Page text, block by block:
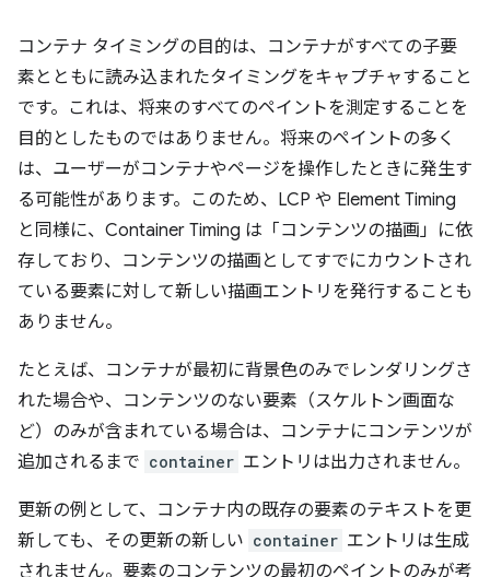
コンテナ タイミングの目的は、コンテナがすべての子要
素とともに読み込まれたタイミングをキャプチャすること
です。これは、将来のすべてのペイントを測定することを
目的としたものではありません。将来のペイントの多く
は、ユーザーがコンテナやページを操作したときに発生す
る可能性があります。このため、LCP や Element Timing
と同様に、Container Timing は「コンテンツの描画」に依
存しており、コンテンツの描画としてすでにカウントされ
ている要素に対して新しい描画エントリを発行することも
ありません。
たとえば、コンテナが最初に背景色のみでレンダリングさ
れた場合や、コンテンツのない要素（スケルトン画面な
ど）のみが含まれている場合は、コンテナにコンテンツが
追加されるまで container エントリは出力されません。
更新の例として、コンテナ内の既存の要素のテキストを更
新しても、その更新の新しい container エントリは生成
されません。要素のコンテンツの最初のペイントのみが考